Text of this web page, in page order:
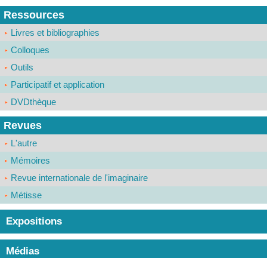
Ressources
Livres et bibliographies
Colloques
Outils
Participatif et application
DVDthèque
Revues
L'autre
Mémoires
Revue internationale de l'imaginaire
Métisse
Expositions
Médias